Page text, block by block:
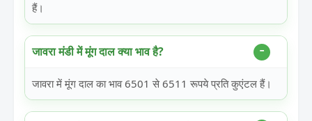
हैं।
जावरा मंडी में मूंग दाल क्या भाव है?
जावरा में मूंग दाल का भाव 6501 से 6511 रूपये प्रति कुएंटल हैं।